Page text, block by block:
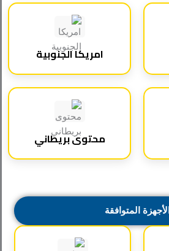
امريكا الجنوبية
محتوى بريطاني
الأجهزة المتوافقة